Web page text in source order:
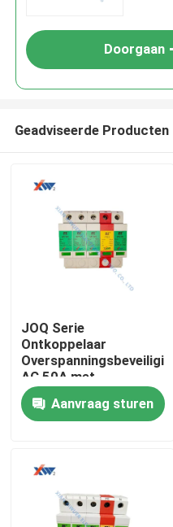
Huis
Producten
VR-show
Doorgaan
Geadviseerde Producten
JOQ Serie
Ontkoppelaar
Overspanningsbeveiliging
AC 50A met
Meerlaagse
Bescherming en
Zinkoxide
Railmontage
Aanvraag sturen